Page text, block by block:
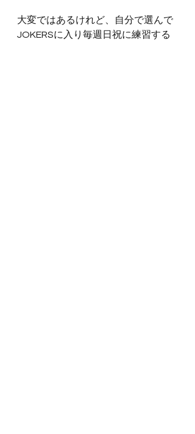
大変ではあるけれど、自分で選んで
JOKERSに入り毎週日祝に練習する